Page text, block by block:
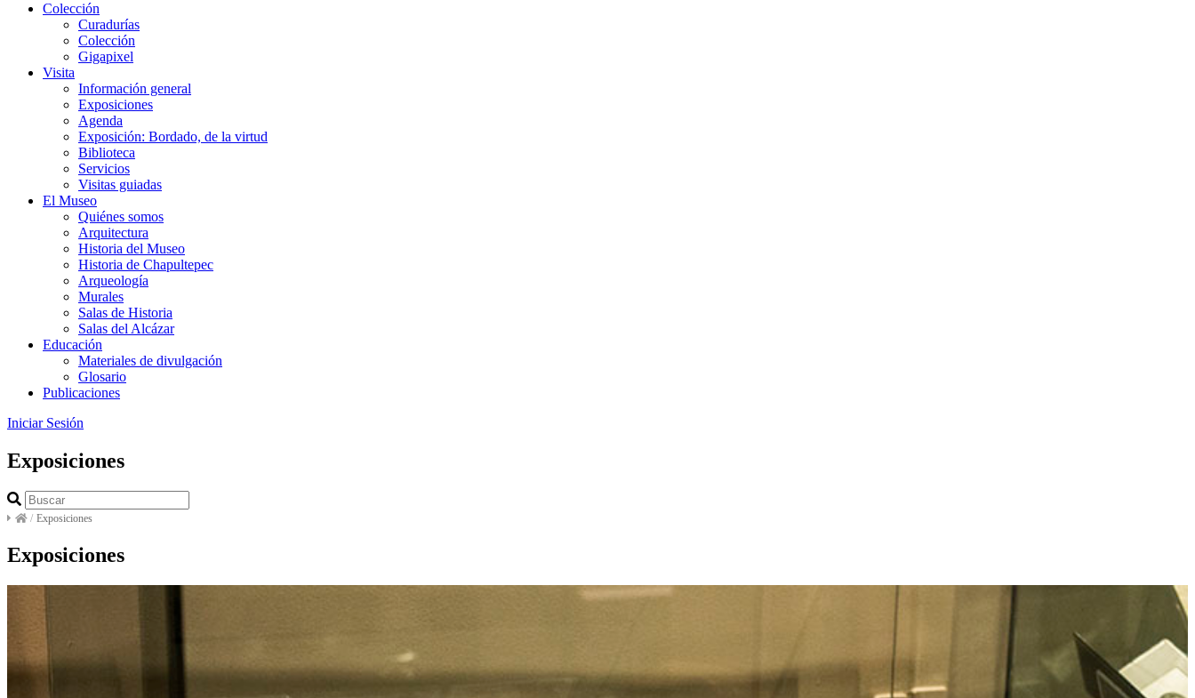
Colección
Curadurías
Colección
Gigapixel
Visita
Información general
Exposiciones
Agenda
Exposición: Bordado, de la virtud
Biblioteca
Servicios
Visitas guiadas
El Museo
Quiénes somos
Arquitectura
Historia del Museo
Historia de Chapultepec
Arqueología
Murales
Salas de Historia
Salas del Alcázar
Educación
Materiales de divulgación
Glosario
Publicaciones
Iniciar Sesión
Exposiciones
/ Exposiciones
Exposiciones